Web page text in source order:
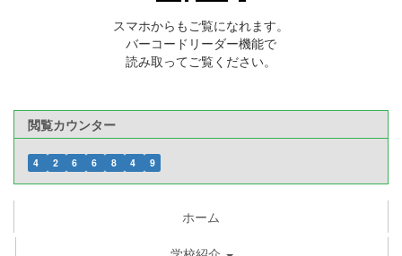
スマホからもご覧になれます。
バーコードリーダー機能で
読み取ってご覧ください。
閲覧カウンター
4 2 6 6 8 4 9
ホーム